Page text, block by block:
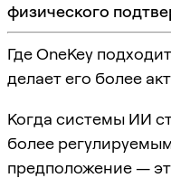
физического
Где OneKey
делает его более
Когда системы ИИ
более
предположение —